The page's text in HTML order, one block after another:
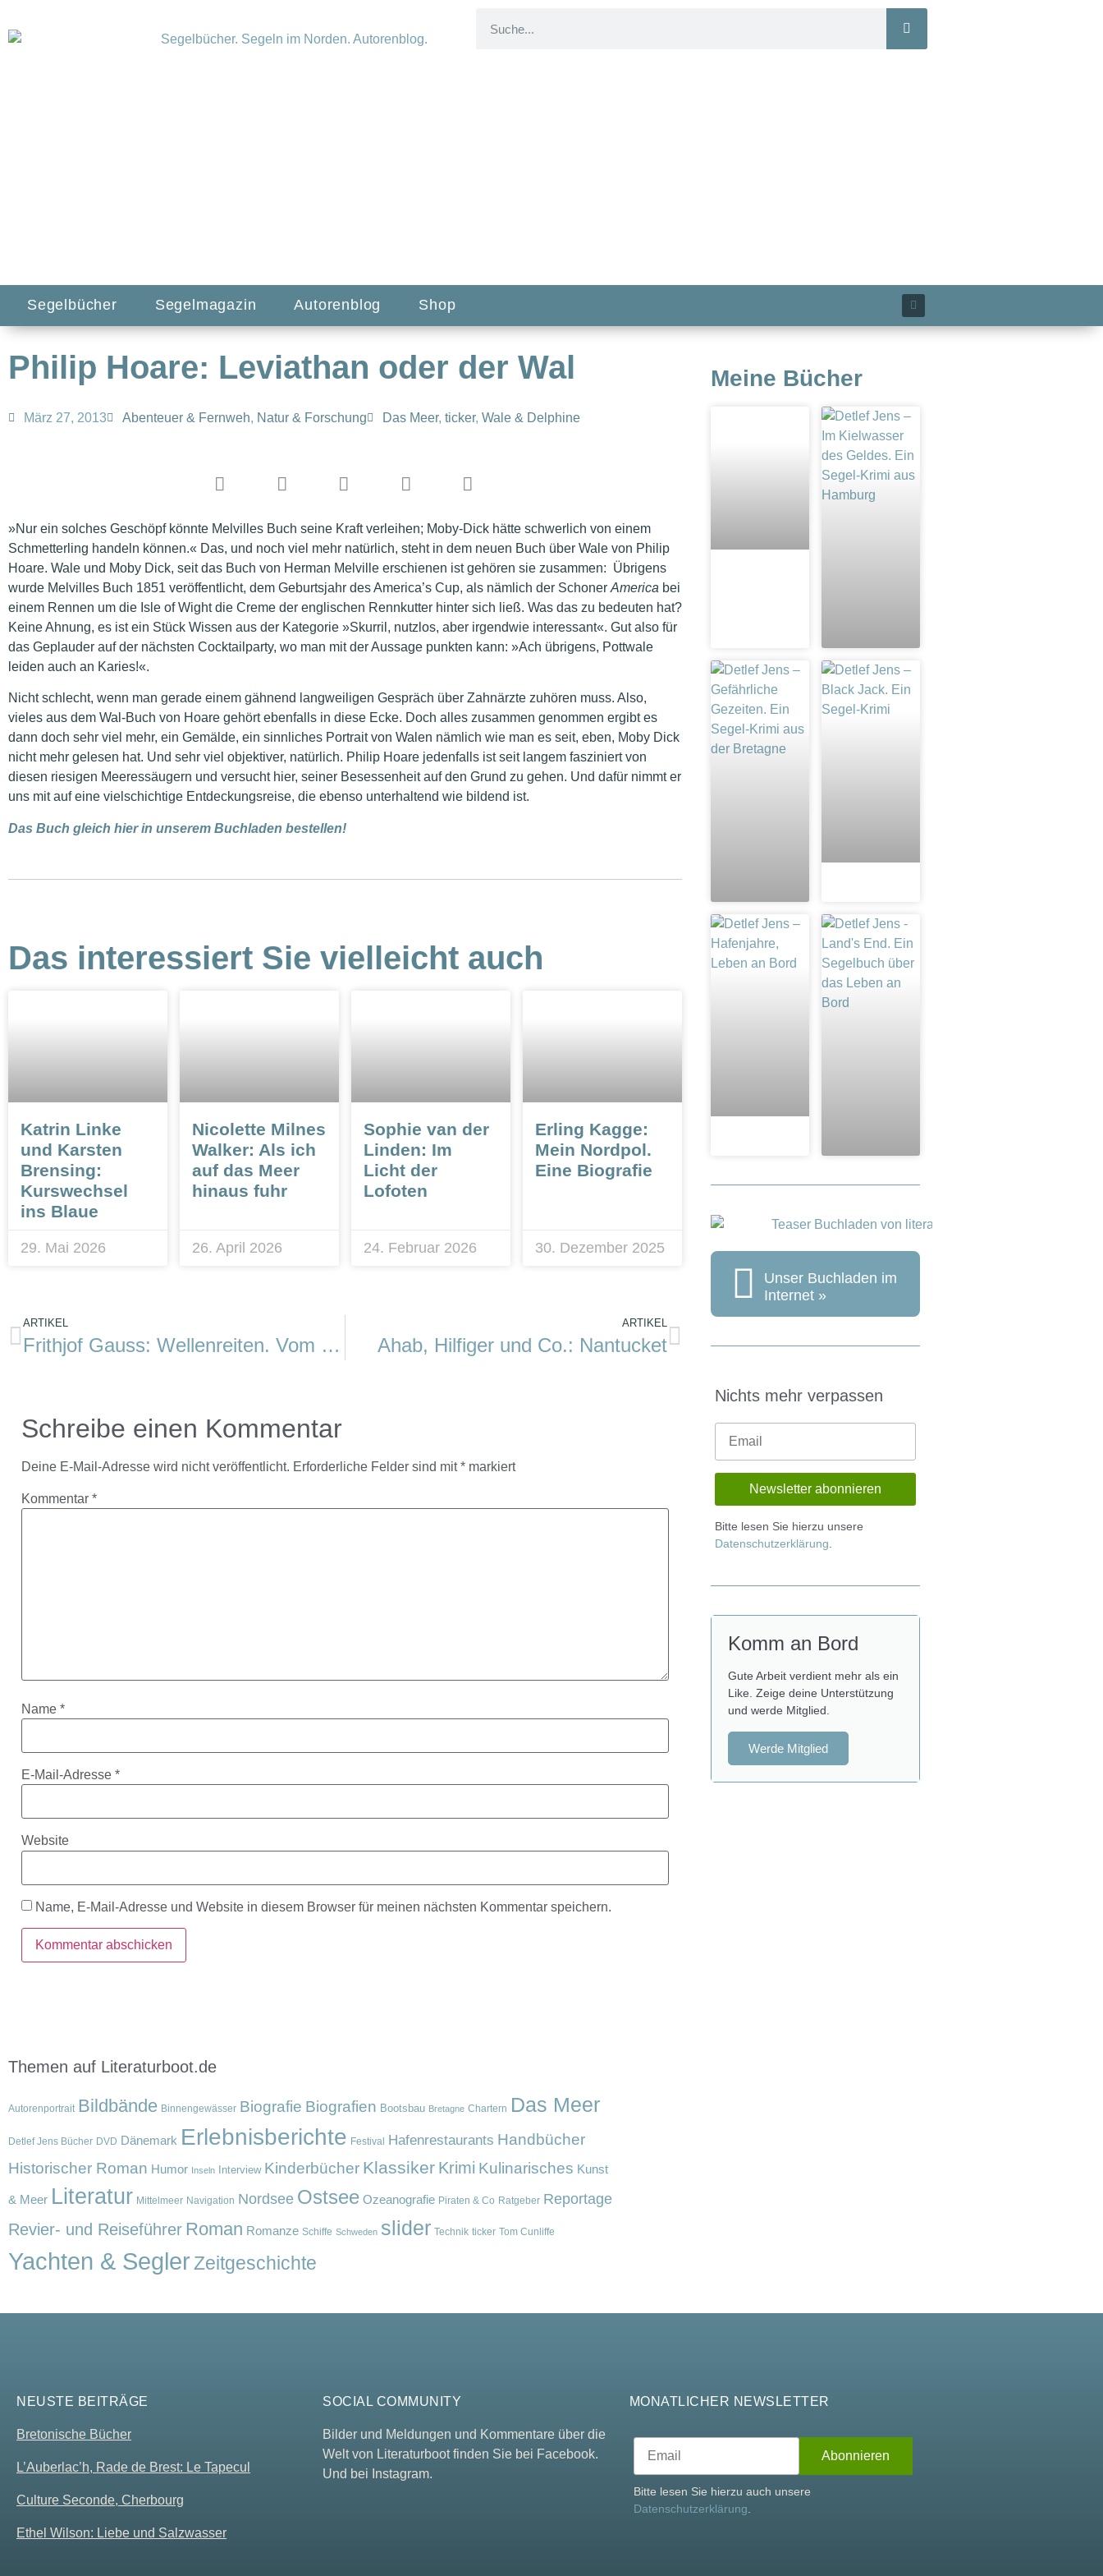
Segelbücher Segelmagazin Autorenblog Shop
Philip Hoare: Leviathan oder der Wal
März 27, 2013 Abenteuer & Fernweh, Natur & Forschung Das Meer, ticker, Wale & Delphine
»Nur ein solches Geschöpf könnte Melvilles Buch seine Kraft verleihen; Moby-Dick hätte schwerlich von einem
Schmetterling handeln können.« Das, und noch viel mehr natürlich, steht in dem neuen Buch über Wale von Philip
Hoare. Wale und Moby Dick, seit das Buch von Herman Melville erschienen ist gehören sie zusammen: Übrigens
wurde Melvilles Buch 1851 veröffentlicht, dem Geburtsjahr des America’s Cup, als nämlich der Schoner America bei
einem Rennen um die Isle of Wight die Creme der englischen Rennkutter hinter sich ließ. Was das zu bedeuten hat?
Keine Ahnung, es ist ein Stück Wissen aus der Kategorie »Skurril, nutzlos, aber irgendwie interessant«. Gut also für
das Geplauder auf der nächsten Cocktailparty, wo man mit der Aussage punkten kann: »Ach übrigens, Pottwale
leiden auch an Karies!«.
Nicht schlecht, wenn man gerade einem gähnend langweiligen Gespräch über Zahnärzte zuhören muss. Also,
vieles aus dem Wal-Buch von Hoare gehört ebenfalls in diese Ecke. Doch alles zusammen genommen ergibt es
dann doch sehr viel mehr, ein Gemälde, ein sinnliches Portrait von Walen nämlich wie man es seit, eben, Moby Dick
nicht mehr gelesen hat. Und sehr viel objektiver, natürlich. Philip Hoare jedenfalls ist seit langem fasziniert von
diesen riesigen Meeressäugern und versucht hier, seiner Besessenheit auf den Grund zu gehen. Und dafür nimmt er
uns mit auf eine vielschichtige Entdeckungsreise, die ebenso unterhaltend wie bildend ist.
Das Buch gleich hier in unserem Buchladen bestellen!
Das interessiert Sie vielleicht auch
Katrin Linke
und Karsten
Brensing:
Kurswechsel
ins Blaue
29. Mai 2026
Nicolette Milnes
Walker: Als ich
auf das Meer
hinaus fuhr
26. April 2026
Sophie van der
Linden: Im
Licht der
Lofoten
24. Februar 2026
Erling Kagge:
Mein Nordpol.
Eine Biografie
30. Dezember 2025
ARTIKEL
Frithjof Gauss: Wellenreiten. Vom Weißwasser bis zur grünen Welle
ARTIKEL
Ahab, Hilfiger und Co.: Nantucket
Schreibe einen Kommentar
Deine E-Mail-Adresse wird nicht veröffentlicht. Erforderliche Felder sind mit* markiert
Kommentar *
Name *
E-Mail-Adresse *
Website
Name, E-Mail-Adresse und Website in diesem Browser für meinen nächsten Kommentar speichern.
Meine Bücher
Unser Buchladen im
Internet »
Nichts mehr verpassen
Bitte lesen Sie hierzu unsere
Datenschutzerklärung
Komm an Bord
Gute Arbeit verdient mehr als ein
Like. Zeige deine Unterstützung
und werde Mitglied.
Werde Mitglied
Themen auf Literaturboot.de
Autorenportrait Bildbände Binnengewässer Biografie Biografien Bootsbau Bretagne Chartern Das Meer
Detlef Jens Bücher DVD Dänemark Erlebnisberichte Festival Hafenrestaurants Handbücher
Historischer Roman Humor Inseln Interview Kinderbücher Klassiker Krimi Kulinarisches Kunst
& Meer Literatur Mittelmeer Navigation Nordsee Ostsee Ozeanografie Piraten & Co Ratgeber Reportage
Revier- und Reiseführer Roman Romanze Schiffe Schweden slider Technik ticker Tom Cunliffe
Yachten & SeglerZeitgeschichte
NEUSTE BEITRÄGE
Bretonische Bücher
L’Auberlac’h, Rade de Brest: Le Tapecul
Culture Seconde, Cherbourg
Ethel Wilson: Liebe und Salzwasser
SOCIAL COMMUNITY
Bilder und Meldungen und Kommentare über die
Welt von Literaturboot finden Sie bei Facebook.
Und bei Instagram.
MONATLICHER NEWSLETTER
Bitte lesen Sie hierzu auch unsere
Datenschutzerklärung